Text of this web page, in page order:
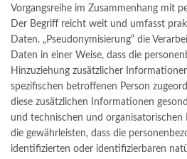
Vorgangsreihe im Zusammenhang mit
Der Begriff reicht weit und umfasst
Daten. „Pseudonymisierung“ die
Daten in einer Weise, dass die
Hinzuziehung zusätzlicher
spezifischen betroffenen Person
diese zusätzlichen Informationen
und technischen und organisatorischen
die gewährleisten, dass die
identifizierten oder identifizierbaren